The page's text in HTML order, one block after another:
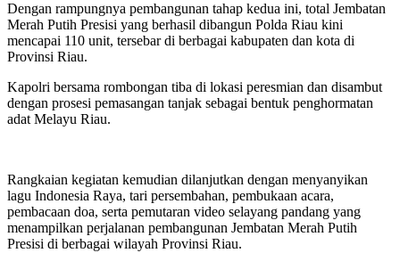
Dengan rampungnya pembangunan tahap kedua ini, total Jembatan
Merah Putih Presisi yang berhasil dibangun Polda Riau kini
mencapai 110 unit, tersebar di berbagai kabupaten dan kota di
Provinsi Riau.
Kapolri bersama rombongan tiba di lokasi peresmian dan disambut
dengan prosesi pemasangan tanjak sebagai bentuk penghormatan
adat Melayu Riau.
Rangkaian kegiatan kemudian dilanjutkan dengan menyanyikan
lagu Indonesia Raya, tari persembahan, pembukaan acara,
pembacaan doa, serta pemutaran video selayang pandang yang
menampilkan perjalanan pembangunan Jembatan Merah Putih
Presisi di berbagai wilayah Provinsi Riau.